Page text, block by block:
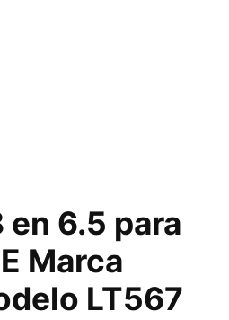
en 6.5 para
Marca
LT567